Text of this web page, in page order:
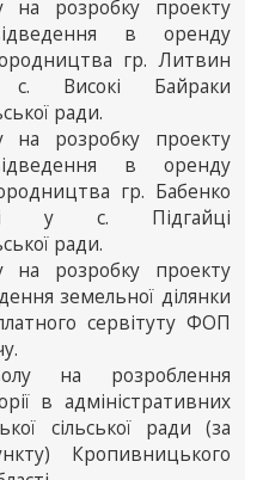
на розробку проекту
в оренду
гр. Литвин
с. Високі Байраки
ради.
на розробку проекту
в оренду
гр. Бабенко
у с. Підгайці
ради.
на розробку проекту
земельної ділянки
сервітуту ФОП
на розроблення
в адміністративних
сільської ради (за
Кропивницького